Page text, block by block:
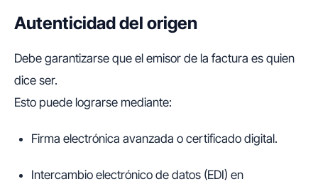
Autenticidad del origen
Debe garantizarse que el emisor de la factura es quien
dice ser.
Esto puede lograrse mediante:
Firma electrónica avanzada o certificado digital.
Intercambio electrónico de datos (EDI) en